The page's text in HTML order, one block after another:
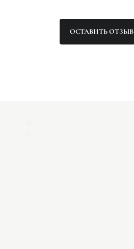
ОСТАВИТЬ ОТЗЫВ